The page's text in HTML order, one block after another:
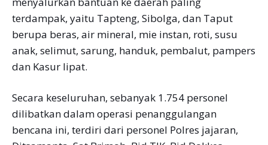
terdampak, yaitu Tapteng, Sibolga, dan Taput
berupa beras, air mineral, mie instan, roti, susu
anak, selimut, sarung, handuk, pembalut, pampers
dan Kasur lipat.
Secara keseluruhan, sebanyak 1.754 personel
dilibatkan dalam operasi penanggulangan
bencana ini, terdiri dari personel Polres jajaran,